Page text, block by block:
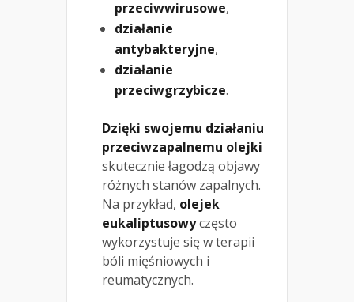
przeciwwirusowe,
działanie
antybakteryjne,
działanie
przeciwgrzybicze.
Dzięki swojemu działaniu
przeciwzapalnemu olejki
skutecznie łagodzą objawy
różnych stanów zapalnych.
Na przykład, olejek
eukaliptusowyczęsto
wykorzystuje się w terapii
bóli mięśniowych i
reumatycznych.